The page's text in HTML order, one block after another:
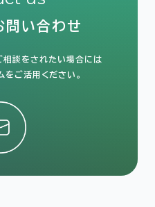
問い合わせ
相談をされたい場合には
をご活用ください。